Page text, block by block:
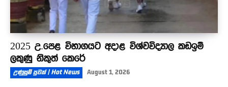
2025 උ.පෙළ විභාගයට අදාළ විශ්වවිද්‍යාල කඩඉම්
ලකුණු නිකුත් කෙරේ
උණුසුම් පුවත් | Hot News August 1, 2026